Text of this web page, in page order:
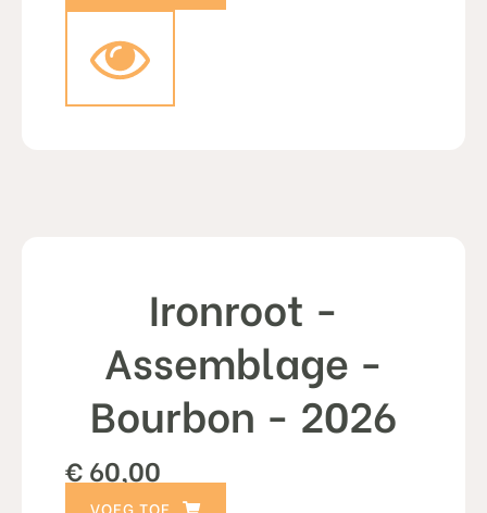
Ironroot -
Assemblage -
Bourbon - 2026
€ 60,00